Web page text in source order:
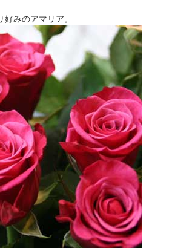
みのアマリア。